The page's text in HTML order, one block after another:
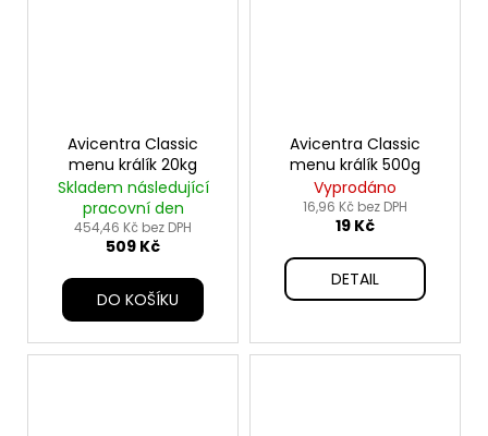
Avicentra Classic
menu králík 20kg
Skladem následující
pracovní den
454,46 Kč bez DPH
509 Kč
DO KOŠÍKU
Avicentra Classic
menu králík 500g
Vyprodáno
16,96 Kč bez DPH
19 Kč
DETAIL